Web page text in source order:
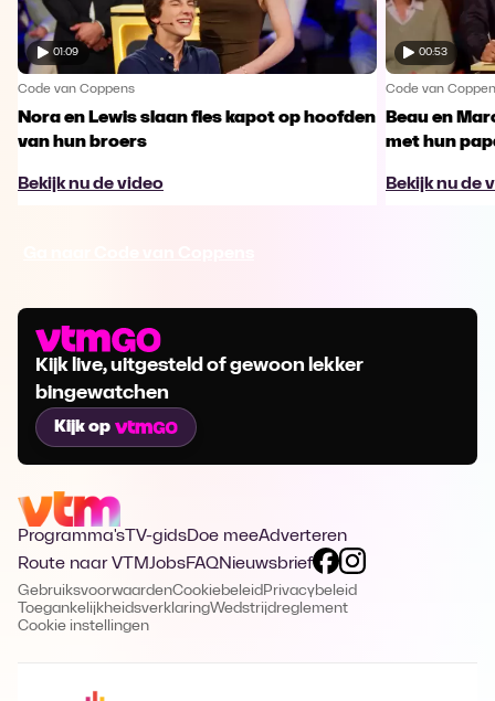
01:09
Code van Coppens
Nora en Lewis slaan fles kapot op hoofden
van hun broers
Bekijk nu de video
00:53
Code van
Beau en
met hun
Bekijk nu de
Kijk live, uitgesteld of gewoon lekker
bingewatchen
Kijk op
Programma's TV-gidsDoe meeAdverteren
Route naar VTMJobsFAQNieuwsbrief
GebruiksvoorwaardenCookiebeleid Privacybeleid
ToegankelijkheidsverklaringWedstrijdreglement
Cookie instellingen